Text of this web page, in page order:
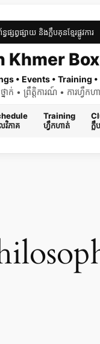
ផ្សាយ និងក្លឹបគុនខ្មែរផ្លូវការ
Khmer
• Events • Training
ាក់ • ព្រឹត្តិការណ៍ • ការហ្វឹ
វិភាគ
Training
ហ្វឹកហាត់
ក្